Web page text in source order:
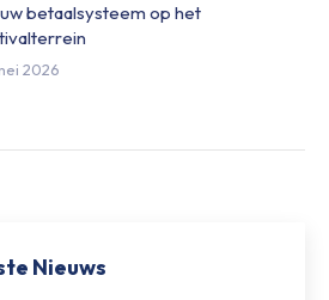
betaalsysteem op het
2026
Nieuws